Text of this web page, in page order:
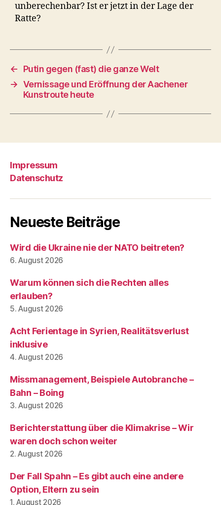
unberechenbar? Ist er jetzt in der Lage der
Ratte?
←
Putin gegen (fast) die ganze Welt
→ Vernissage und Eröffnung der Aachener
Kunstroute heute
Impressum
Datenschutz
Neueste Beiträge
Wird die Ukraine nie der NATO beitreten?
6. August 2026
Warum können sich die Rechten alles
erlauben?
5. August 2026
Acht Ferientage in Syrien, Realitätsverlust
inklusive
4. August 2026
Missmanagement, Beispiele Autobranche –
Bahn – Boing
3. August 2026
Berichterstattung über die Klimakrise – Wir
waren doch schon weiter
2. August 2026
Der Fall Spahn – Es gibt auch eine andere
Option, Eltern zu sein
1. August 2026